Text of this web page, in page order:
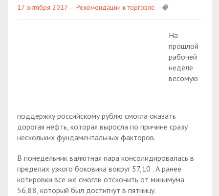
17 октября 2017 — Рекомендации к торговле
На
прошлой
рабочей
неделе
весомую
поддержку российскому рублю смогла оказать
дорогая нефть, которая выросла по причине сразу
нескольких фундаментальных факторов.
В понедельник валютная пара консолидировалась в
пределах узкого боковика вокруг 57,10 . А ранее
котировки все же смогли отскочить от минимума
56,88, который был достигнут в пятницу.